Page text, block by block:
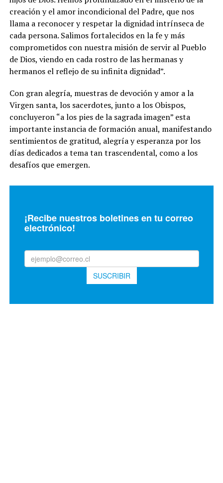
creación y el amor incondicional del Padre, que nos
llama a reconocer y respetar la dignidad intrínseca de
cada persona. Salimos fortalecidos en la fe y más
comprometidos con nuestra misión de servir al Pueblo
de Dios, viendo en cada rostro de las hermanas y
hermanos el reflejo de su infinita dignidad”.
Con gran alegría, muestras de devoción y amor a la
Virgen santa, los sacerdotes, junto a los Obispos,
concluyeron “a los pies de la sagrada imagen” esta
importante instancia de formación anual, manifestando
sentimientos de gratitud, alegría y esperanza por los
días dedicados a tema tan trascendental, como a los
desafíos que emergen.